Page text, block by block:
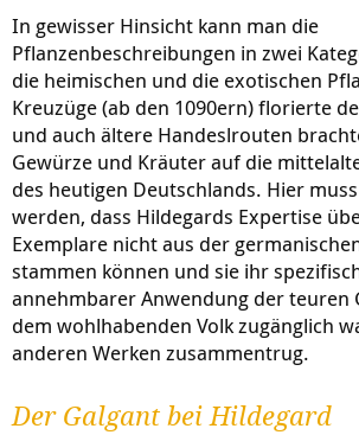
In gewisser Hinsicht kann man die
Pflanzenbeschreibungen in zwei
die heimischen und die exotischen
Kreuzüge (ab den 1090ern) florierte
und auch ältere Handeslrouten
Gewürze und Kräuter auf die
des heutigen Deutschlands. Hier
werden, dass Hildegards Expertise
Exemplare nicht aus der
stammen können und sie ihr
annehmbarer Anwendung der teuren
dem wohlhabenden Volk zugänglich
anderen Werken zusammentrug.
Der Galgant bei Hildegard